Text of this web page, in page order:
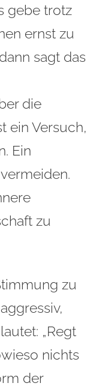
gebe trotz
ernst zu
sagt das
die
ein Versuch,
Ein
zu
zu
„Regt
nichts
der